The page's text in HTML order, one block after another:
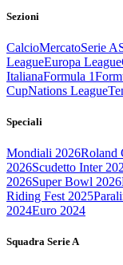
Sezioni
CalcioMercatoSerie A
LeagueEuropa League
ItalianaFormula 1
CupNations League
Speciali
Mondiali 2026Roland
2026Scudetto Inter
2026Super Bowl 2026
Riding Fest 2025
2024Euro 2024
Squadra Serie A